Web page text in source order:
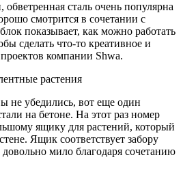
сталь очень популярна
смотрится в сочетании с
показывает, как можно работать
сделать что-то креативное и
компании Shwa.
не убедились, вот еще один
на бетоне. На этот раз номер
ящику для растений, который
Ящик соответствует забору
мило благодаря сочетанию